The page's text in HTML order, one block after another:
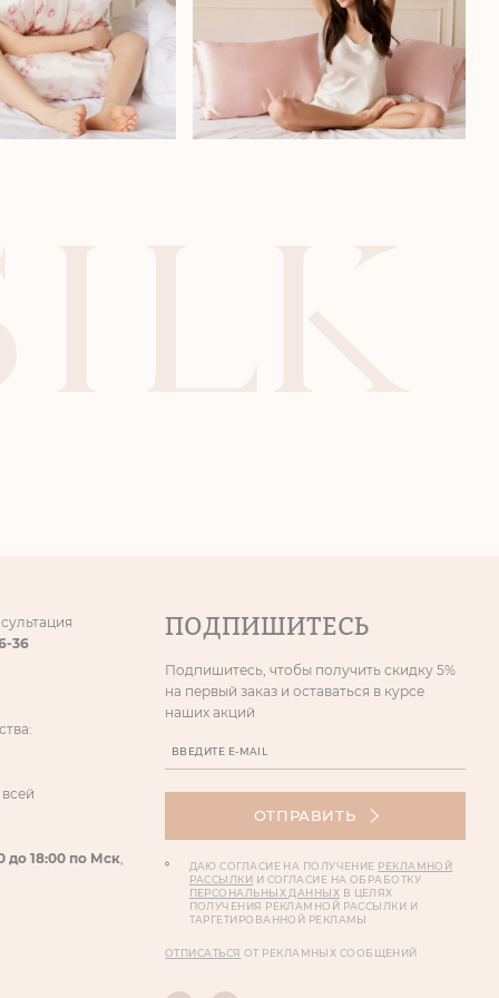
36
до 18:00 по Мск,
ПОДПИШИТЕСЬ
Подпишитесь, чтобы получить скидку 5%
на первый заказ и оставаться в курсе
наших акций
ОТПРАВИТЬ
ДАЮ СОГЛАСИЕ НА ПОЛУЧЕНИЕ РЕКЛАМНОЙ
РАССЫЛКИ И СОГЛАСИЕ НА ОБРАБОТКУ
ПЕРСОНАЛЬНЫХ ДАННЫХ В ЦЕЛЯХ
ПОЛУЧЕНИЯ РЕКЛАМНОЙ РАССЫЛКИ И
ТАРГЕТИРОВАННОЙ РЕКЛАМЫ
ОТПИСАТЬСЯ ОТ РЕКЛАМНЫХ СООБЩЕНИЙ